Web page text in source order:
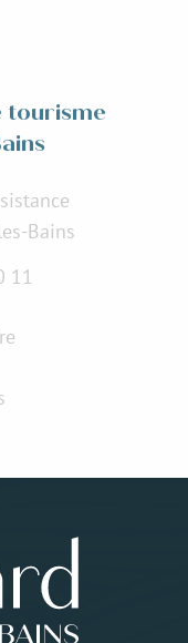
tourisme
Bains
11